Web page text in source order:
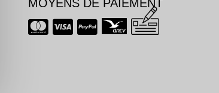
MOYENS DE PAIEMENT